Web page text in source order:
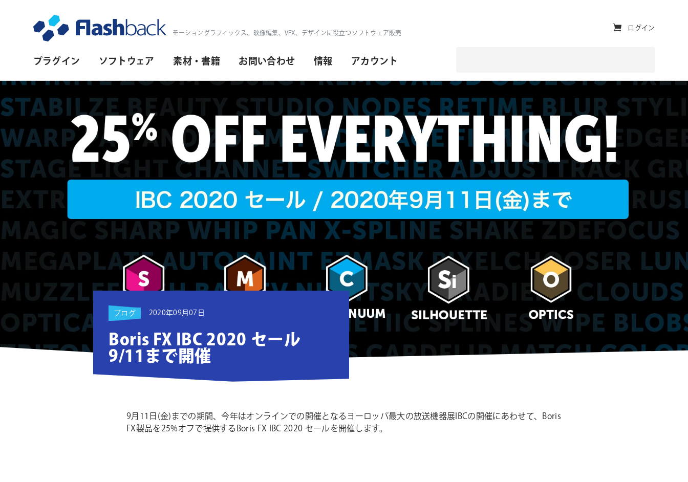
モーショングラフィックス、映像編集、VFX、デザインに役立つソフトウェア販売
プ
イ
マ
リ・
ナ
ビ
ゲ
シ
プラグイン ソフトウェア 素材・書籍 お問い合わせ 情報 アカウント
ユ
ィ
リ
テ
ィ・
ナ
ビ
ー
シ
ョ
ン
ログイン
ブログ 2020年09月07日
Boris FX IBC 2020 セール
9/11まで開催
9月11日(金)までの期間、今年はオンラインでの開催となるヨーロッパ最大の放送機器展IBCの開催にあわせて、Boris
FX製品を25%オフで提供するBoris FX IBC 2020 セールを開催します。